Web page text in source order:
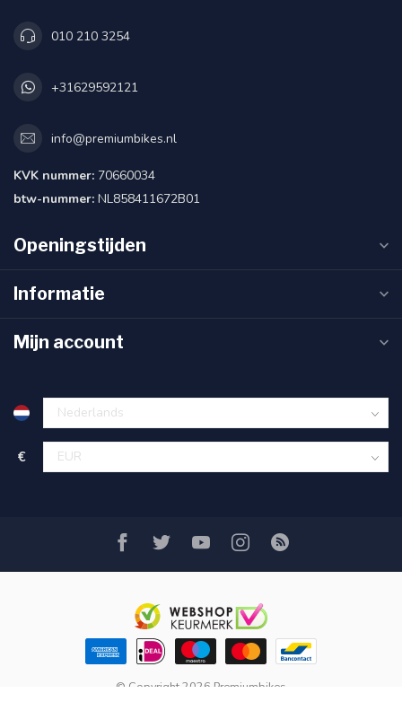
010 210 3254
+31629592121
info@premiumbikes.nl
KVK nummer: 70660034
btw-nummer: NL858411672B01
Openingstijden
Informatie
Mijn account
€
© Copyright 2026 Premiumbikes